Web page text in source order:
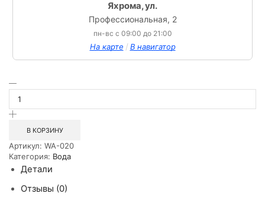
Яхрома, ул.
Профессиональная, 2
пн-вс с 09:00 до 21:00
На карте / В навигатор
товара
Вода
газированная
Аква
1л
ПЭТ
В КОРЗИНУ
Артикул: WA-020
Категория: Вода
Детали
Отзывы (0)